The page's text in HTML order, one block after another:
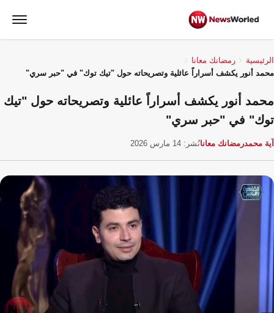
الرئيسية
رمضانك معانا
محمد أنور يكشف أسراراً عائلية وتصريحاته حول "تيك توك" في "حبر سري"
محمد أنور يكشف أسراراً عائلية وتصريحاته حول "تيك
توك" في "حبر سري"
آية محمدرمضانك معانانُشر: 14 مارس 2026